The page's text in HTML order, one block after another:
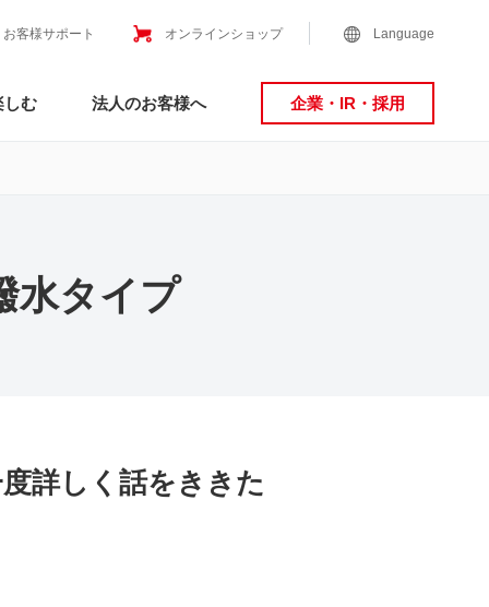
お客様サポート オンラインショップ Language
しむ 法人のお客様へ 企業・IR・採用
水タイプ
詳しく話をききた